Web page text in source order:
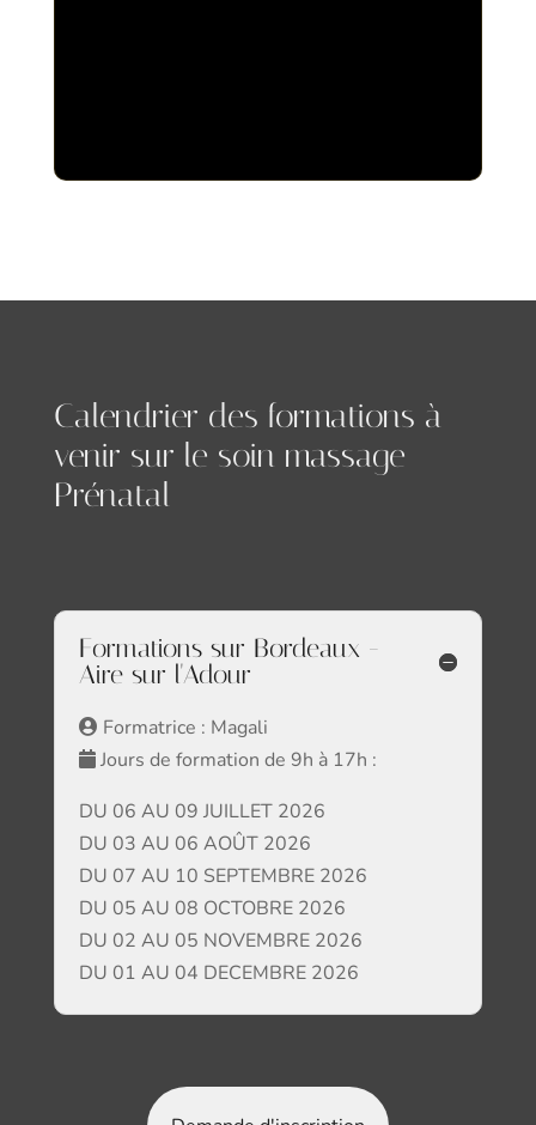
Calendrier des formations à
venir sur le soin massage
Prénatal
Formations sur Bordeaux -
Aire sur l'Adour
Formatrice : Magali
Jours de formation de 9h à 17h :
DU 06 AU 09 JUILLET 2026
DU 03 AU 06 AOÛT 2026
DU 07 AU 10 SEPTEMBRE 2026
DU 05 AU 08 OCTOBRE 2026
DU 02 AU 05 NOVEMBRE 2026
DU 01 AU 04 DECEMBRE 2026